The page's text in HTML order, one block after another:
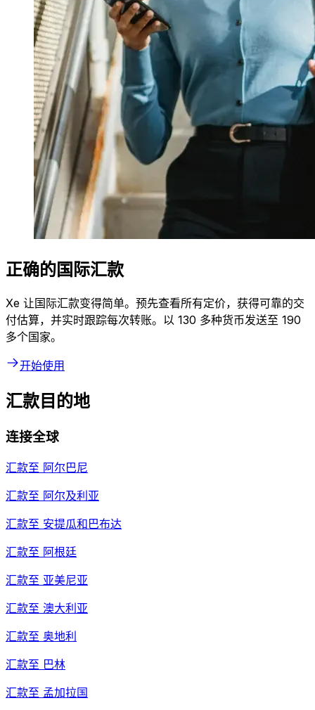
正确的国际汇款
Xe 让国际汇款变得简单。预先查看所有定价，获得可靠的交
付估算，并实时跟踪每次转账。以 130 多种货币发送至 190
多个国家。
开始使用
汇款目的地
连接全球
汇款至 阿尔巴尼
汇款至 阿尔及利亚
汇款至 安提瓜和巴布达
汇款至 阿根廷
汇款至 亚美尼亚
汇款至 澳大利亚
汇款至 奥地利
汇款至 巴林
汇款至 孟加拉国